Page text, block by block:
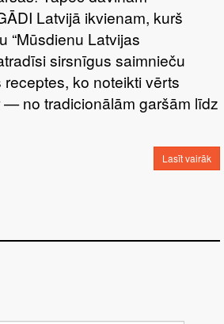
Latvijā ikvienam, kurš
“Mūsdienu Latvijas
sirsnīgus saimnieču
ko noteikti vērts
no tradicionālām garšām līdz
Lasīt vairāk